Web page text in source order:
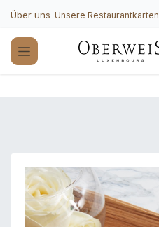
Zum Inhalt springen
Über uns Unsere Restaurantkarten